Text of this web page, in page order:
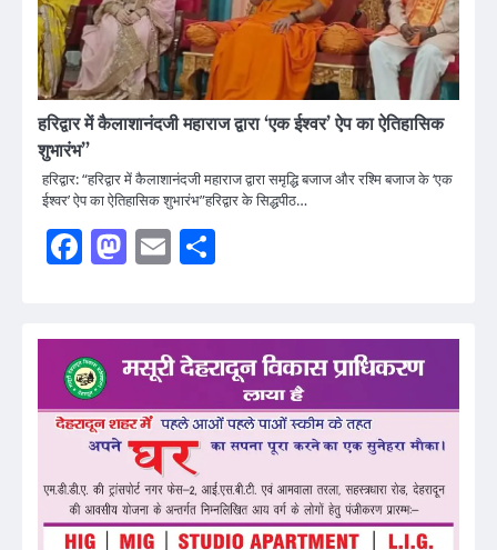
हरिद्वार में कैलाशानंदजी महाराज द्वारा ‘एक ईश्वर’ ऐप का ऐतिहासिक
शुभारंभ”
हरिद्वार: “हरिद्वार में कैलाशानंदजी महाराज द्वारा समृद्धि बजाज और रश्मि बजाज के ‘एक
ईश्वर’ ऐप का ऐतिहासिक शुभारंभ”हरिद्वार के सिद्धपीठ…
Facebook
Mastodon
Email